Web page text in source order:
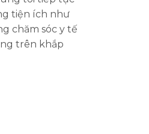
tiện ích như
chăm sóc y tế
trên khắp